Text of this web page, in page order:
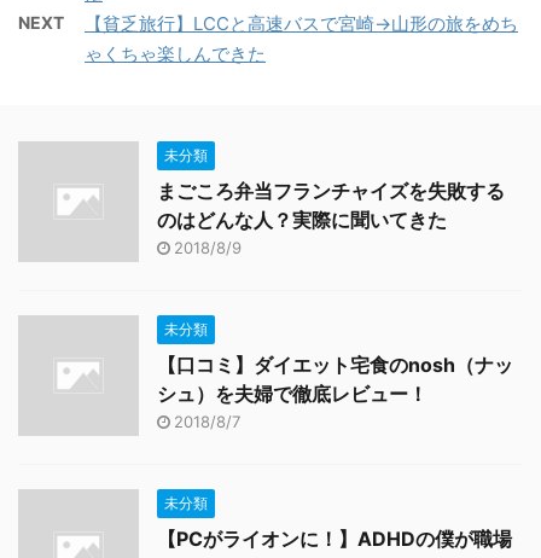
NEXT
【貧乏旅行】LCCと高速バスで宮崎→山形の旅をめち
ゃくちゃ楽しんできた
未分類
まごころ弁当フランチャイズを失敗する
のはどんな人？実際に聞いてきた
2018/8/9
未分類
【口コミ】ダイエット宅食のnosh（ナッ
シュ）を夫婦で徹底レビュー！
2018/8/7
未分類
【PCがライオンに！】ADHDの僕が職場